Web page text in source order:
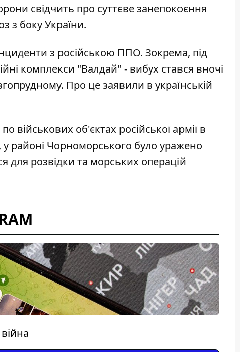
свідчить про суттєве занепокоєння
з боку України.
з російською ППО. Зокрема, під
комплекси "Валдай" - вибух стався вночі
Про це заявили в українській
по військових об'єктах російської армії в
районі Чорноморського було уражено
для розвідки та морських операцій